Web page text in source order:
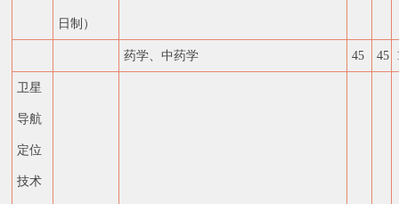
日制）
药学、中药学 45 45
卫星
导航
定位
技术